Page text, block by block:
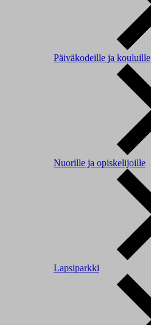
Päiväkodeille ja kouluille
Nuorille ja opiskelijoille
Lapsiparkki